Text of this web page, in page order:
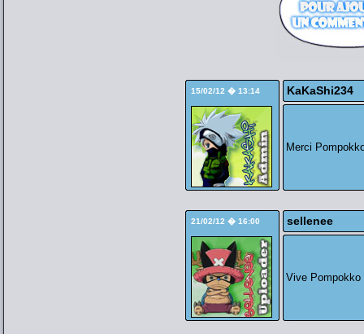
15/02/12 � 13:14 KaKaShi234
Merci
21/02/12 � 16:00 sellenee
Vive Pompokko